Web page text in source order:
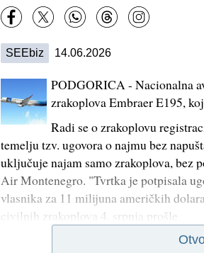
SEEbiz 14.06.2026
PODGORICA - Nacionalna
zrakoplova Embraer E195,
Radi se o zrakoplovu
temelju tzv. ugovora o najmu bez
uključuje najam samo zrakoplova, bez
Air Montenegro. "Tvrtka je potpisala
vlasnika za 11 milijuna američkih
civilnih zrakoplova 4. srpnja prošle